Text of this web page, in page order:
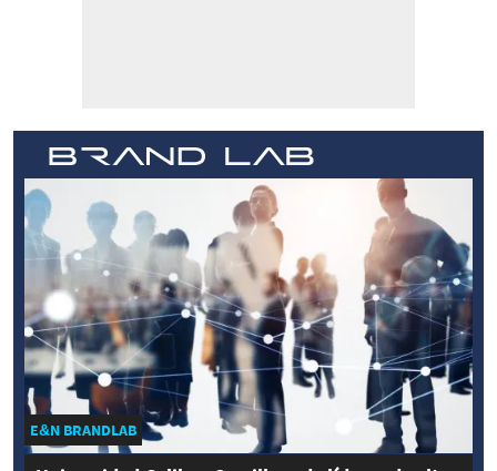
E&N BRANDLAB